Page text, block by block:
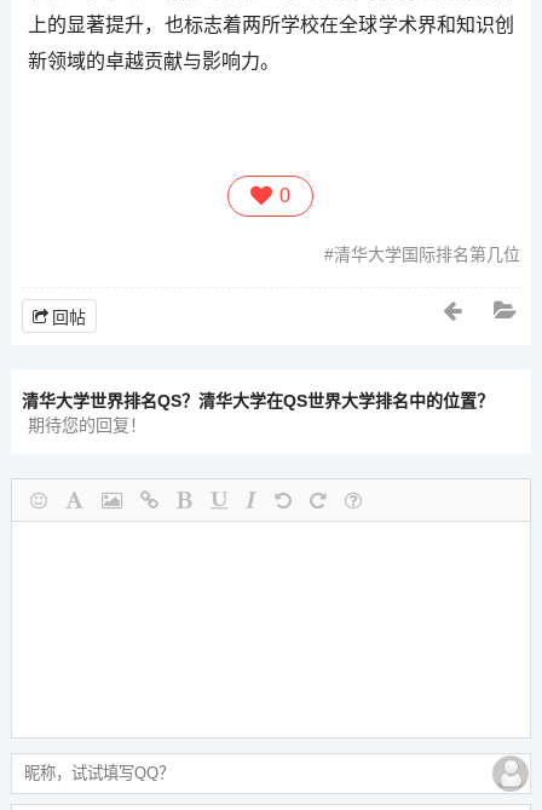
上的显著提升，也标志着两所学校在全球学术界和知识创
新领域的卓越贡献与影响力。
0
清华大学国际排名第几位
回帖
清华大学世界排名QS？清华大学在QS世界大学排名中的位置？
期待您的回复！